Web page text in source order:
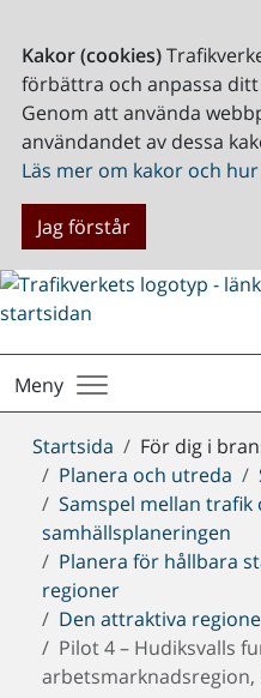
Kakor (cookies)
förbättra och anpassa
Genom att använda
användandet av dessa
Läs mer om kakor och
Jag förstår
Meny
Du
är
här:
Startsida
För dig i
Planera och utreda
Samspel mellan trafik
samhällsplaneringen
Planera för hållbara
regioner
Den attraktiva
Pilot 4 – Hudiksvalls
arbetsmarknadsregion,